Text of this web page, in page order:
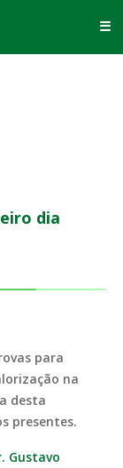
☰
dia
para
na
desta
presentes.
Gustavo